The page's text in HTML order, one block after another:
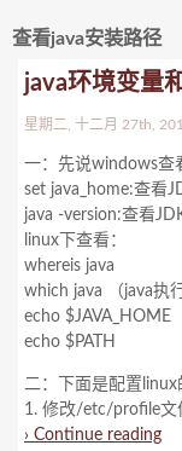
查看java安装路径
java环境变量
星期二, 十二月 27th,
一：先说windows查
set java_home:查看
java -version:查看
linux下查看：
whereis java
which java （java执
echo $JAVA_HOME
echo $PATH
二：下面是配置linux
1. 修改/etc/profile文
› Continue reading